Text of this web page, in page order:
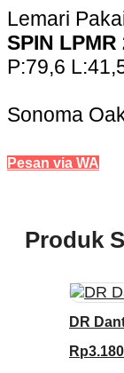
Lemari
SPIN LPMR
P:79,6
Sonoma
Pesan via WA
Produk
DR
Rp